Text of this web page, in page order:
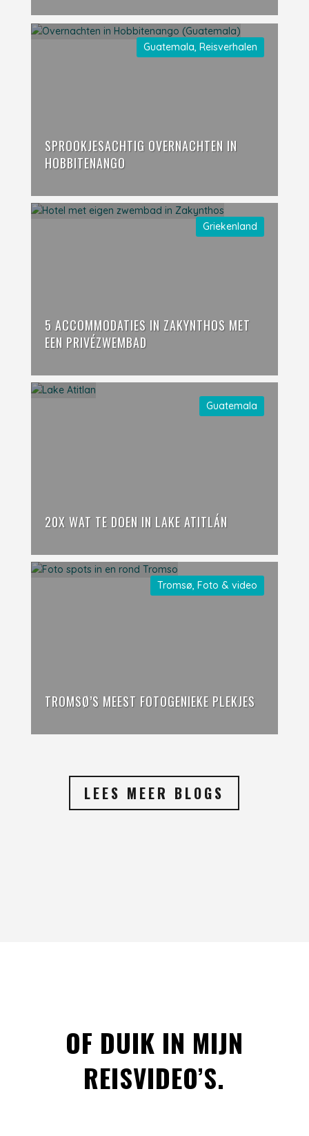
Guatemala ,Reisverhalen
SPROOKJESACHTIG OVERNACHTEN IN
HOBBITENANGO
Griekenland
5 ACCOMMODATIES IN ZAKYNTHOS MET
EEN PRIVÉZWEMBAD
Guatemala
20X WAT TE DOEN IN LAKE ATITLÁN
Tromsø ,Foto & video
TROMSØ’S MEEST FOTOGENIEKE PLEKJES
LEES MEER BLOGS
OF DUIK IN MIJN
REISVIDEO’S.